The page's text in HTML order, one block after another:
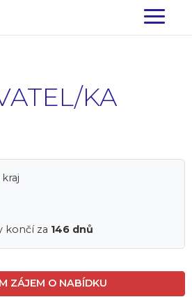
KA
končí za 146 dnů
ZÁJEM O NABÍDKU